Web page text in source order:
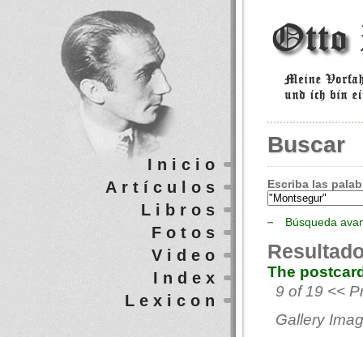
Buscar
Escriba las
Búsqueda
The
9 of 19 <<
Gallery
Inicio
Artículos
Libros
Fotos
Video
Index
Lexicon